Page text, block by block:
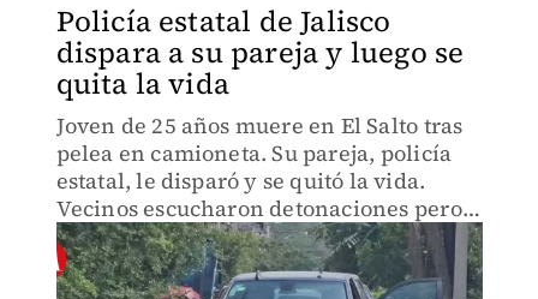
Policía estatal de Jalisco
dispara a su pareja y luego se
quita la vida
Joven de 25 años muere en El Salto tras
pelea en camioneta. Su pareja, policía
estatal, le disparó y se quitó la vida.
Vecinos escucharon detonaciones pero
el miedo los paralizó.